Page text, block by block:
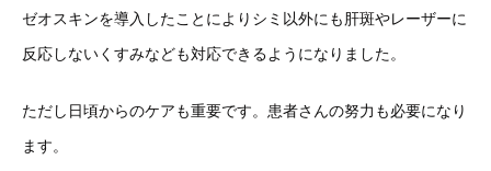
ゼオスキンを導入したことによりシミ以外にも肝斑やレーザーに
反応しないくすみなども対応できるようになりました。
ただし日頃からのケアも重要です。患者さんの努力も必要になり
ます。